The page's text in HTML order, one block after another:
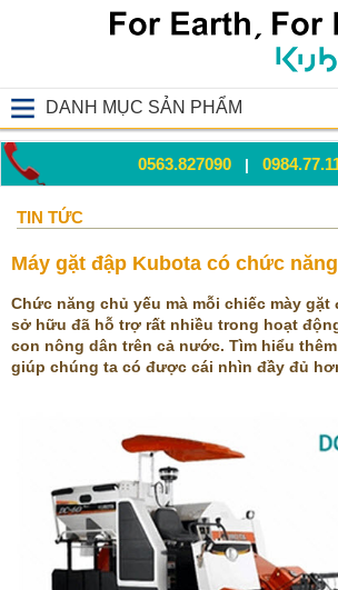
DANH MỤC SẢN PHẨM
0563.827090|
TIN TỨC
Máy gặt đập Kubota có chức
Chức năng chủ yếu mà mỗi chiếc mày gặt
sở hữu đã hỗ trợ rất nhiều trong hoạt
con nông dân trên cả nước. Tìm hiểu
giúp chúng ta có được cái nhìn đầy đủ